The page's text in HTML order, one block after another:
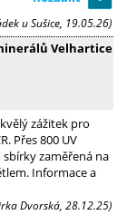
u Sušice, 19.05.26)
Velhartice
zážitek pro
Přes 800 UV
zaměřená na
Informace a
Dvorská, 28.12.25)